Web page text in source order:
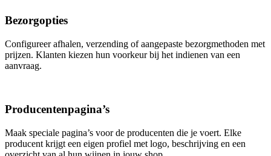
Bezorgopties
Configureer afhalen, verzending of aangepaste bezorgmethoden met
prijzen. Klanten kiezen hun voorkeur bij het indienen van een
aanvraag.
Producentenpagina’s
Maak speciale pagina’s voor de producenten die je voert. Elke
producent krijgt een eigen profiel met logo, beschrijving en een